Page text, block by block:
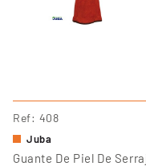
Ref 408
Juba
Guante De Piel De